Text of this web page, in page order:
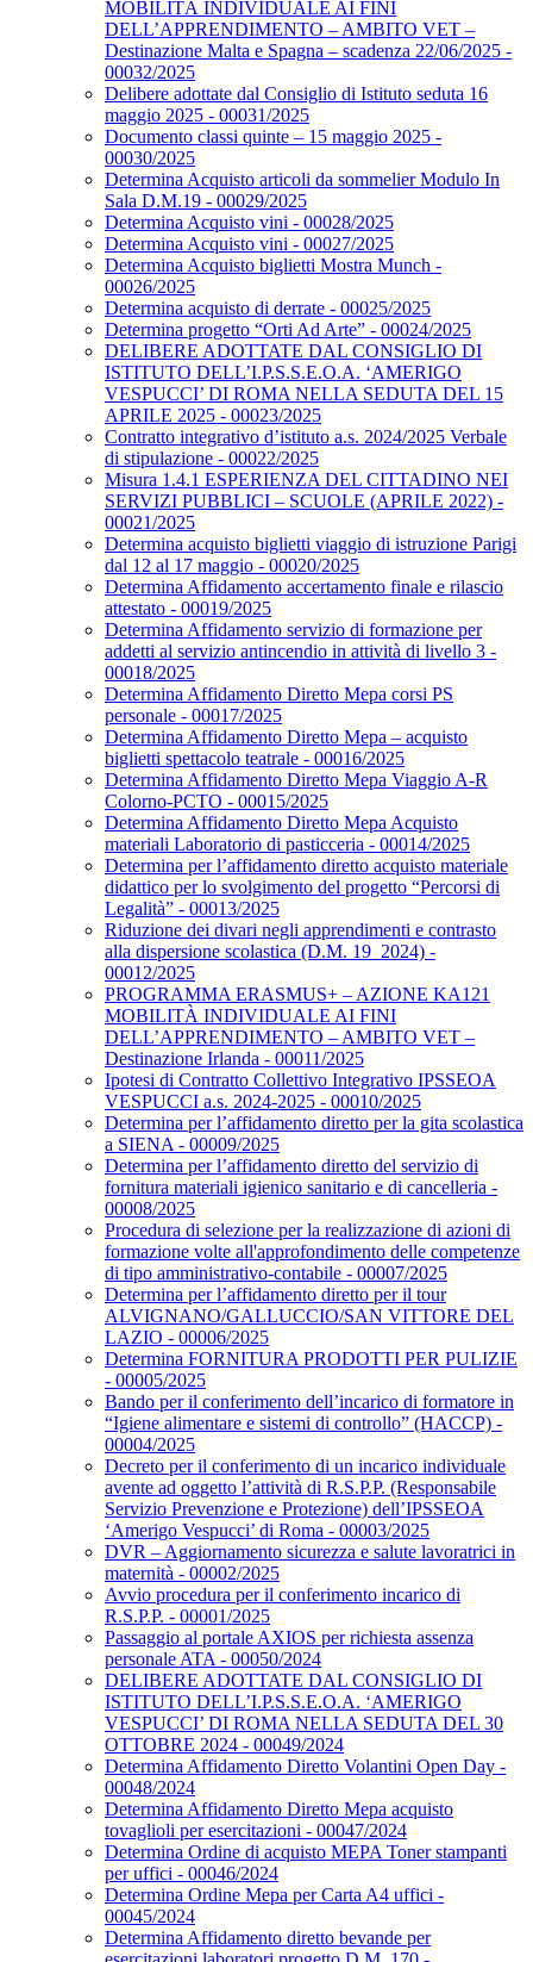
MOBILITÀ INDIVIDUALE AI FINI
DELL’APPRENDIMENTO – AMBITO VET –
Destinazione Malta e Spagna – scadenza 22/06/2025 -
00032/2025
Delibere adottate dal Consiglio di Istituto seduta 16
maggio 2025 - 00031/2025
Documento classi quinte – 15 maggio 2025 -
00030/2025
Determina Acquisto articoli da sommelier Modulo In
Sala D.M.19 - 00029/2025
Determina Acquisto vini - 00028/2025
Determina Acquisto vini - 00027/2025
Determina Acquisto biglietti Mostra Munch -
00026/2025
Determina acquisto di derrate - 00025/2025
Determina progetto “Orti Ad Arte” - 00024/2025
DELIBERE ADOTTATE DAL CONSIGLIO DI
ISTITUTO DELL’I.P.S.S.E.O.A. ‘AMERIGO
VESPUCCI’ DI ROMA NELLA SEDUTA DEL 15
APRILE 2025 - 00023/2025
Contratto integrativo d’istituto a.s. 2024/2025 Verbale
di stipulazione - 00022/2025
Misura 1.4.1 ESPERIENZA DEL CITTADINO NEI
SERVIZI PUBBLICI – SCUOLE (APRILE 2022) -
00021/2025
Determina acquisto biglietti viaggio di istruzione Parigi
dal 12 al 17 maggio - 00020/2025
Determina Affidamento accertamento finale e rilascio
attestato - 00019/2025
Determina Affidamento servizio di formazione per
addetti al servizio antincendio in attività di livello 3 -
00018/2025
Determina Affidamento Diretto Mepa corsi PS
personale - 00017/2025
Determina Affidamento Diretto Mepa – acquisto
biglietti spettacolo teatrale - 00016/2025
Determina Affidamento Diretto Mepa Viaggio A-R
Colorno-PCTO - 00015/2025
Determina Affidamento Diretto Mepa Acquisto
materiali Laboratorio di pasticceria - 00014/2025
Determina per l’affidamento diretto acquisto materiale
didattico per lo svolgimento del progetto “Percorsi di
Legalità” - 00013/2025
Riduzione dei divari negli apprendimenti e contrasto
alla dispersione scolastica (D.M. 19_2024) -
00012/2025
PROGRAMMA ERASMUS+ – AZIONE KA121
MOBILITÀ INDIVIDUALE AI FINI
DELL’APPRENDIMENTO – AMBITO VET –
Destinazione Irlanda - 00011/2025
Ipotesi di Contratto Collettivo Integrativo IPSSEOA
VESPUCCI a.s. 2024-2025 - 00010/2025
Determina per l’affidamento diretto per la gita scolastica
a SIENA - 00009/2025
Determina per l’affidamento diretto del servizio di
fornitura materiali igienico sanitario e di cancelleria -
00008/2025
Procedura di selezione per la realizzazione di azioni di
formazione volte all'approfondimento delle competenze
di tipo amministrativo-contabile - 00007/2025
Determina per l’affidamento diretto per il tour
ALVIGNANO/GALLUCCIO/SAN VITTORE DEL
LAZIO - 00006/2025
Determina FORNITURA PRODOTTI PER PULIZIE
- 00005/2025
Bando per il conferimento dell’incarico di formatore in
“Igiene alimentare e sistemi di controllo” (HACCP) -
00004/2025
Decreto per il conferimento di un incarico individuale
avente ad oggetto l’attività di R.S.P.P. (Responsabile
Servizio Prevenzione e Protezione) dell’IPSSEOA
‘Amerigo Vespucci’ di Roma - 00003/2025
DVR – Aggiornamento sicurezza e salute lavoratrici in
maternità - 00002/2025
Avvio procedura per il conferimento incarico di
R.S.P.P. - 00001/2025
Passaggio al portale AXIOS per richiesta assenza
personale ATA - 00050/2024
DELIBERE ADOTTATE DAL CONSIGLIO DI
ISTITUTO DELL’I.P.S.S.E.O.A. ‘AMERIGO
VESPUCCI’ DI ROMA NELLA SEDUTA DEL 30
OTTOBRE 2024 - 00049/2024
Determina Affidamento Diretto Volantini Open Day -
00048/2024
Determina Affidamento Diretto Mepa acquisto
tovaglioli per esercitazioni - 00047/2024
Determina Ordine di acquisto MEPA Toner stampanti
per uffici - 00046/2024
Determina Ordine Mepa per Carta A4 uffici -
00045/2024
Determina Affidamento diretto bevande per